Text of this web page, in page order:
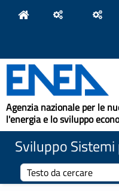
Agenzia nazionale per le
l'energia e lo sviluppo
Sviluppo